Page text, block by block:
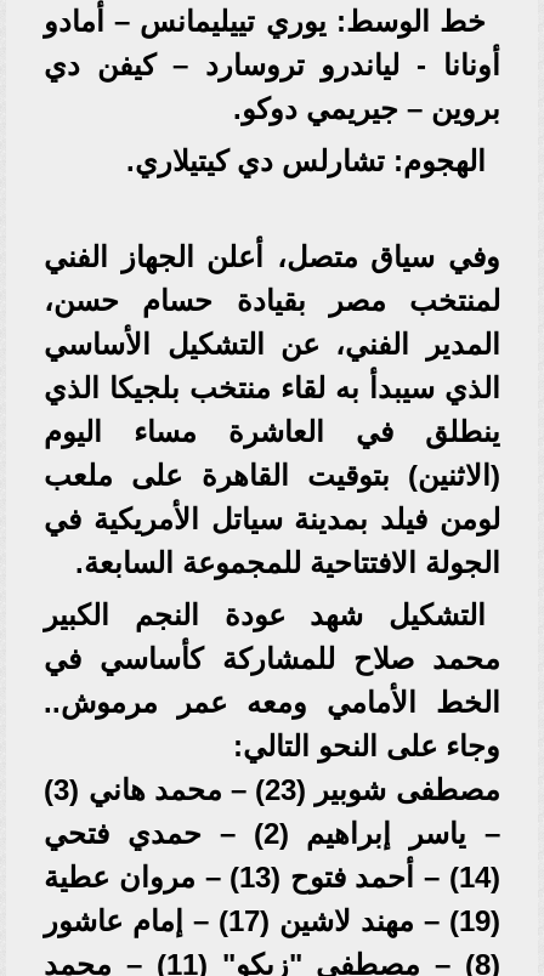
خط الوسط: يوري تييليمانس – أمادو
أونانا - لياندرو تروسارد – كيفن دي
بروين – جيريمي دوكو.
الهجوم: تشارلس دي كيتيلاري.
وفي سياق متصل، أعلن الجهاز الفني
لمنتخب مصر بقيادة حسام حسن،
المدير الفني، عن التشكيل الأساسي
الذي سيبدأ به لقاء منتخب بلجيكا الذي
ينطلق في العاشرة مساء اليوم
(الاثنين) بتوقيت القاهرة على ملعب
لومن فيلد بمدينة سياتل الأمريكية في
الجولة الافتتاحية للمجموعة السابعة.
التشكيل شهد عودة النجم الكبير
محمد صلاح للمشاركة كأساسي في
الخط الأمامي ومعه عمر مرموش..
وجاء على النحو التالي:
مصطفى شوبير (23) – محمد هاني (3)
– ياسر إبراهيم (2) – حمدي فتحي
(14) – أحمد فتوح (13) – مروان عطية
(19) – مهند لاشين (17) – إمام عاشور
(8) – مصطفى "زيكو" (11) – محمد